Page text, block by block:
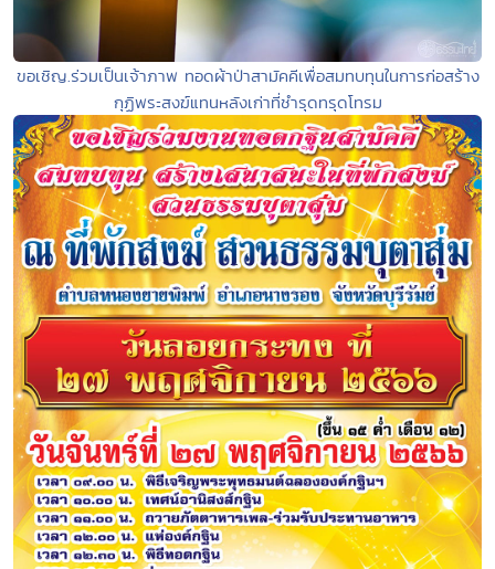
ขอเชิญ.ร่วมเป็นเจ้าภาพ ทอดผ้าป่าสามัคคีเพื่อสมทบทุนในการก่อสร้าง
กุฏิพระสงฆ์แทนหลังเก่าที่ชำรุดทรุดโทรม